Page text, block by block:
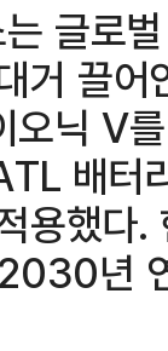
글로
거 끌
닉 V
배터
용했다
년